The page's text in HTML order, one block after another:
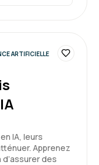
ARTIFICIELLE
IA, leurs
Apprenez
des